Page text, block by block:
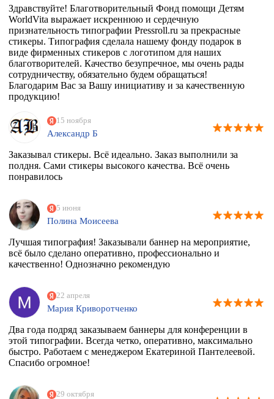
Здравствуйте! Благотворительный Фонд помощи Детям
WorldVita выражает искреннюю и сердечную
признательность типографии Pressroll.ru за прекрасные
стикеры. Типография сделала нашему фонду подарок в
виде фирменных стикеров с логотипом для наших
благотворителей. Качество безупречное, мы очень рады
сотрудничеству, обязательно будем обращаться!
Благодарим Вас за Вашу инициативу и за качественную
продукцию!
15 ноября
Александр Б
Заказывал стикеры. Всё идеально. Заказ выполнили за
полдня. Сами стикеры высокого качества. Всё очень
понравилось
5 июня
Полина Моисеева
Лучшая типография! Заказывали баннер на мероприятие,
всё было сделано оперативно, профессионально и
качественно! Однозначно рекомендую
22 апреля
Мария Криворотченко
Два года подряд заказываем баннеры для конференции в
этой типографии. Всегда четко, оперативно, максимально
быстро. Работаем с менеджером Екатериной Пантелеевой.
Спасибо огромное!
29 октября